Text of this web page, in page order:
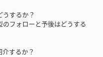
するか？
フォローと予後はどうする
するか？